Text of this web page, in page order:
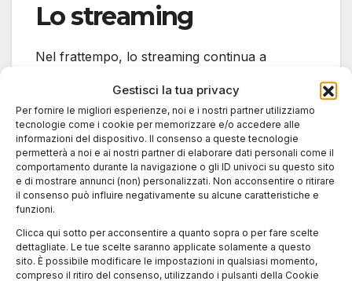
Gestisci la tua privacy
Per fornire le migliori esperienze, noi e i nostri partner utilizziamo
tecnologie come i cookie per memorizzare e/o accedere alle
informazioni del dispositivo. Il consenso a queste tecnologie
permetterà a noi e ai nostri partner di elaborare dati personali come il
comportamento durante la navigazione o gli ID univoci su questo sito
e di mostrare annunci (non) personalizzati. Non acconsentire o ritirare
il consenso può influire negativamente su alcune caratteristiche e
funzioni.
Clicca qui sotto per acconsentire a quanto sopra o per fare scelte
dettagliate. Le tue scelte saranno applicate solamente a questo
sito. È possibile modificare le impostazioni in qualsiasi momento,
compreso il ritiro del consenso, utilizzando i pulsanti della Cookie
Lo streaming
Nel frattempo, lo streaming continua a
piattaforme investono miliardi di euro nella
produzione di contenuti originali e
rappresentano una straordinaria opportunità
per opere che difficilmente troverebbero
spazio nei circuiti commerciali tradizionali. Più
che una competizione diretta, oggi sembra
emergere una convivenza tra i due modelli:
alcuni film vengono lanciati prima nelle sale e
successivamente online, mentre altri nascono